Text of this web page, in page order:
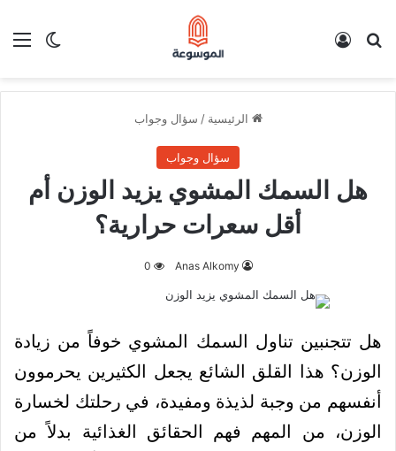
الوضع بحث عن
الرئيسية / سؤال وجواب
سؤال وجواب
هل السمك المشوي يزيد الوزن أم
أقل سعرات حرارية؟
Anas Alkomy
0
هل تتجنبين تناول السمك المشوي خوفاً من زيادة
الوزن؟ هذا القلق الشائع يجعل الكثيرين يحرموون
أنفسهم من وجبة لذيذة ومفيدة، في رحلتك لخسارة
الوزن، من المهم فهم الحقائق الغذائية بدلاً من